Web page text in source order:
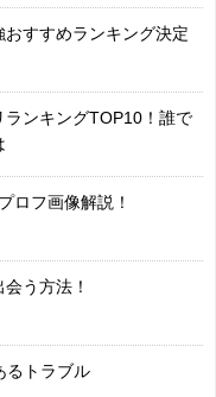
すすめランキング決定
ンキングTOP10！誰で
ロフ画像解説！
う方法！
るトラブル